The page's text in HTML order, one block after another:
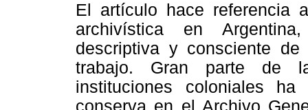
El artículo hace referencia
archivística en
descriptiva y consciente
trabajo. Gran parte de
instituciones coloniales